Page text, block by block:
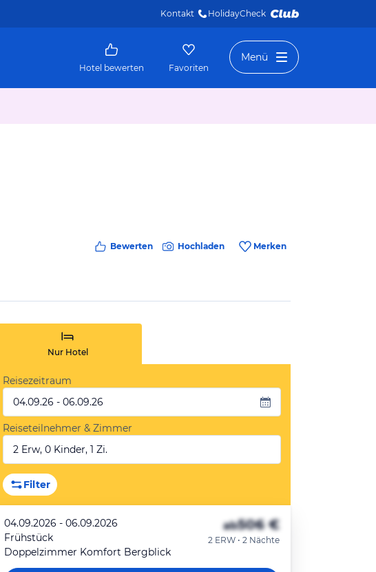
Kontakt HolidayCheck
Hotel bewerten Favoriten
Menü
Bewerten Hochladen Merken
Nur Hotel
Reisezeitraum
04.09.26 - 06.09.26
Reiseteilnehmer & Zimmer
2 Erw, 0 Kinder, 1 Zi.
Filter
04.09.2026 - 06.09.2026
Frühstück
Doppelzimmer Komfort Bergblick
ab506 €
2 ERW • 2 Nächte